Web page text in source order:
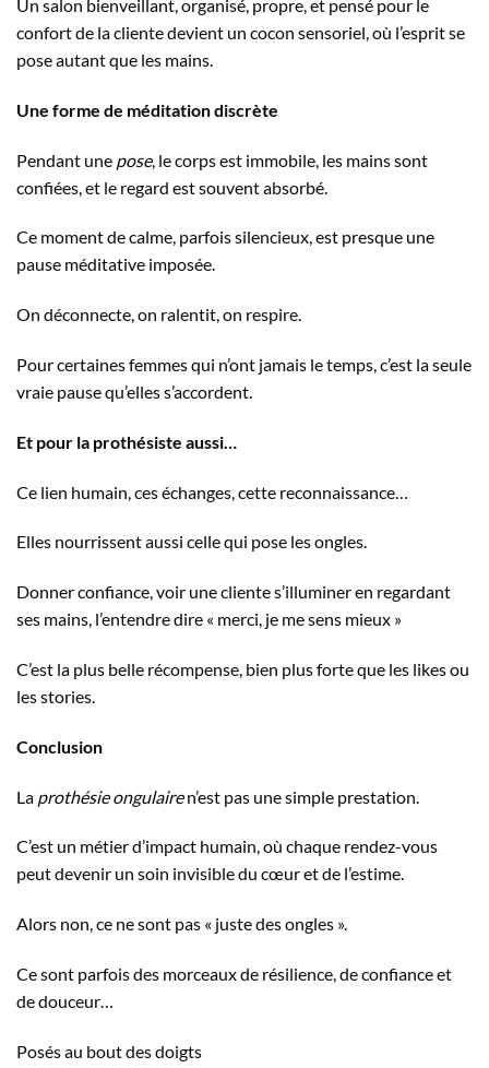
Un salon bienveillant, organisé, propre, et pensé pour le
confort de la cliente devient un cocon sensoriel, où l’esprit se
pose autant que les mains.
Une forme de méditation discrète
Pendant une pose, le corps est immobile, les mains sont
confiées, et le regard est souvent absorbé.
Ce moment de calme, parfois silencieux, est presque une
pause méditative imposée.
On déconnecte, on ralentit, on respire.
Pour certaines femmes qui n’ont jamais le temps, c’est la seule
vraie pause qu’elles s’accordent.
Et pour la prothésiste aussi…
Ce lien humain, ces échanges, cette reconnaissance…
Elles nourrissent aussi celle qui pose les ongles.
Donner confiance, voir une cliente s’illuminer en regardant
ses mains, l’entendre dire « merci, je me sens mieux »
C’est la plus belle récompense, bien plus forte que les likes ou
les stories.
Conclusion
La prothésie ongulairen’est pas une simple prestation.
C’est un métier d’impact humain, où chaque rendez-vous
peut devenir un soin invisible du cœur et de l’estime.
Alors non, ce ne sont pas « juste des ongles ».
Ce sont parfois des morceaux de résilience, de confiance et
de douceur…
Posés au bout des doigts